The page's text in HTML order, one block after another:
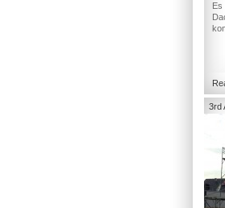
Es
3rd